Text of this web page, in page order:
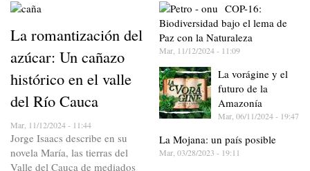
La romantización del
azúcar: Un cañazo
histórico en el valle
del Río Cauca
Mar, 11/12/2024 - 11:44
Jorge Isaacs describe en su
novela María, las tierras del
Valle del Cauca de mediados
COP-16:
Biodiversidad bajo el lema de
Paz con la Naturaleza
Mar, 11/12/2024 - 11:09
La vorágine y el
futuro de la
Amazonía
Mar, 06/11/2024 - 19:47
La Mojana: un país posible
Mar, 03/28/2023 - 19:11